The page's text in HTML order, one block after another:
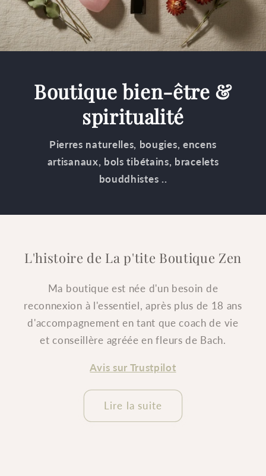
Boutique bien-être &
spiritualité
Pierres naturelles, bougies, encens
artisanaux, bols tibétains, bracelets
bouddhistes ..
L'histoire de La p'tite Boutique Zen
Ma boutique est née d'un besoin de
reconnexion à l'essentiel, après plus de 18 ans
d'accompagnement en tant que coach de vie
et conseillère agréée en fleurs de Bach.
Avis sur Trustpilot
Lire la suite